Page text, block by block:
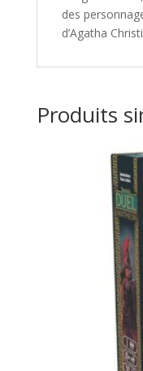
des
d’Agatha
Produits